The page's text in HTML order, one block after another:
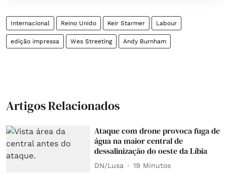
Internacional Reino Unido Keir Starmer Labour
edição impressa Wes Streeting Andy Burnham
Artigos Relacionados
Ataque com drone provoca fuga de
água na maior central de
dessalinização do oeste da Líbia
DN/Lusa 19 Minutos